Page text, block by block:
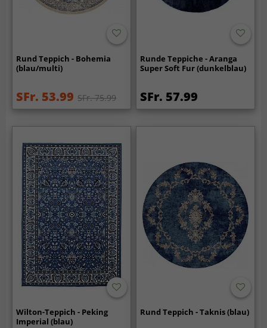
Rund Teppich - Bohemia
(blau/multi)
SFr. 53.99 SFr. 75.99
Runde Teppiche - Aranga
Super Soft Fur (dunkelblau)
SFr. 57.99
Wilton-Teppich - Peking
Imperial (blau)
Rund Teppich - Taknis (blau)